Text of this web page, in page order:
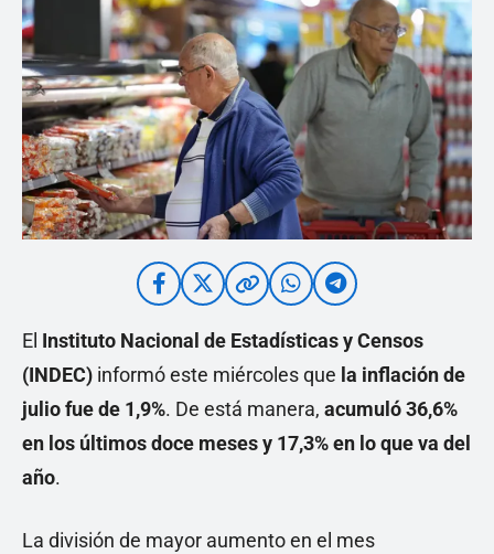
El Instituto Nacional de Estadísticas y Censos
(INDEC) informó este miércoles que la inflación de
julio fue de 1,9%. De está manera, acumuló 36,6%
en los últimos doce meses y 17,3% en lo que va del
año.
La división de mayor aumento en el mes